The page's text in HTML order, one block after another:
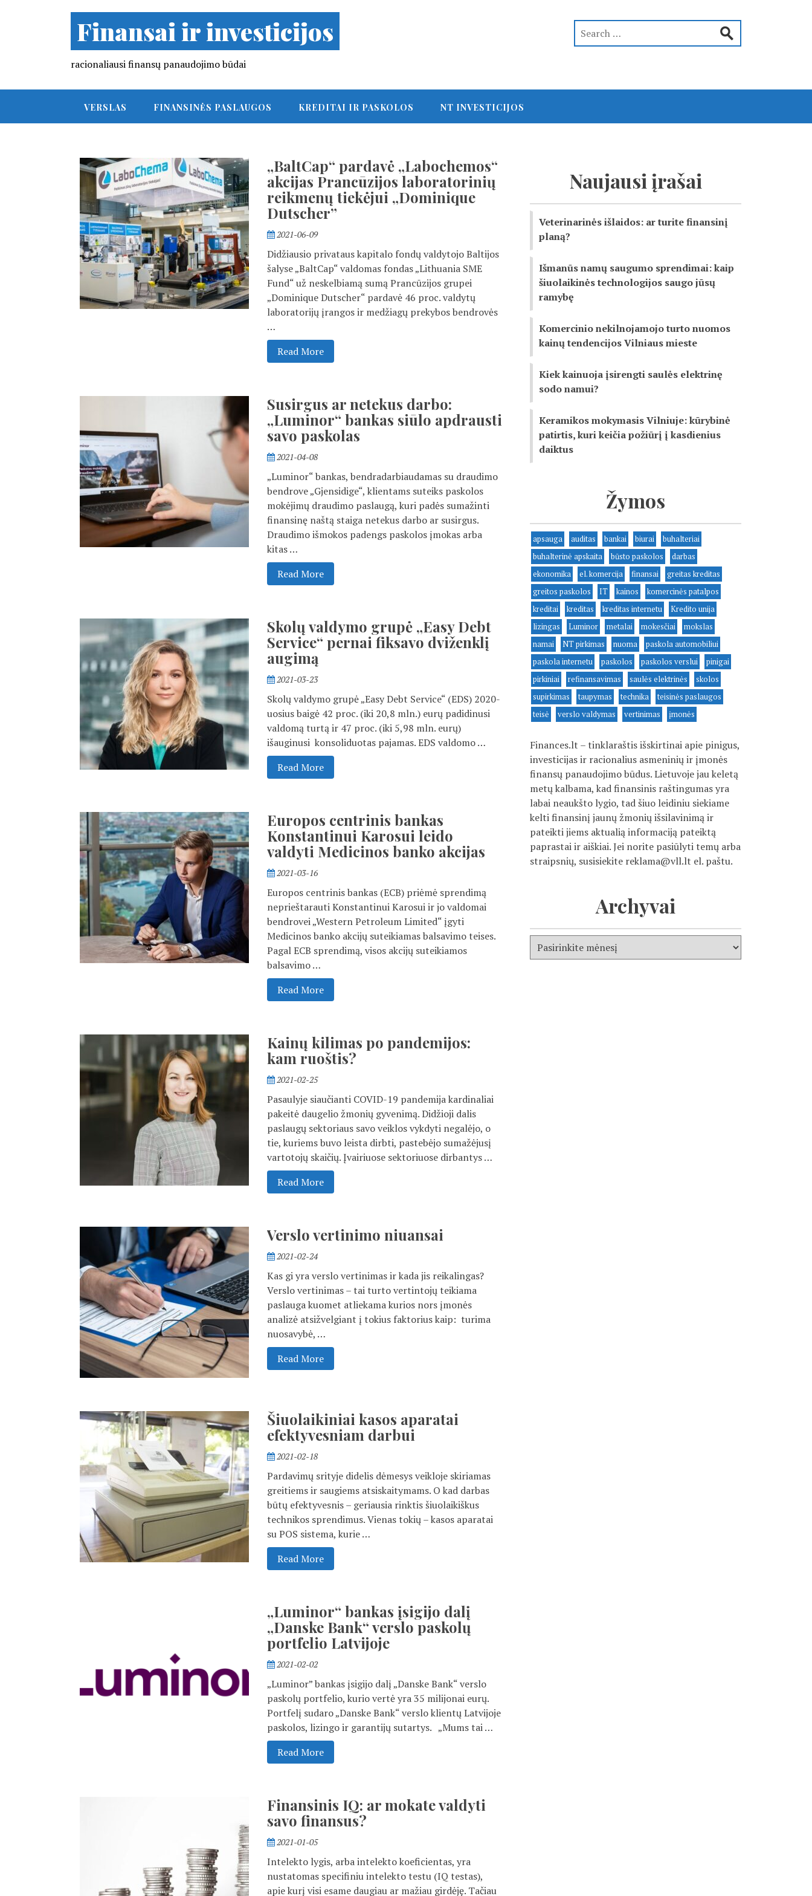
Finansai ir investicijos
racionaliausi finansų panaudojimo būdai
VERSLAS FINANSINĖS PASLAUGOS KREDITAI IR PASKOLOS NT INVESTICIJOS
„BaltCap“ pardavė „Labochemos“
akcijas Prancūzijos laboratorinių
reikmenų tiekėjui „Dominique
Dutscher”
2021-06-09
Didžiausio privataus kapitalo fondų valdytojo Baltijos
šalyse „BaltCap“ valdomas fondas „Lithuania SME
Fund“ už neskelbiamą sumą Prancūzijos grupei
„Dominique Dutscher“ pardavė 46 proc. valdytų
laboratorijų įrangos ir medžiagų prekybos bendrovės
…
Read More
Susirgus ar netekus darbo:
„Luminor“ bankas siūlo apdrausti
savo paskolas
2021-04-08
„Luminor“ bankas, bendradarbiaudamas su draudimo
bendrove „Gjensidige“, klientams suteiks paskolos
mokėjimų draudimo paslaugą, kuri padės sumažinti
finansinę naštą staiga netekus darbo ar susirgus.
Draudimo išmokos padengs paskolos įmokas arba
kitas …
Read More
Skolų valdymo grupė „Easy Debt
Service“ pernai fiksavo dviženklį
augimą
2021-03-23
Skolų valdymo grupė „Easy Debt Service“ (EDS) 2020-
uosius baigė 42 proc. (iki 20,8 mln.) eurų padidinusi
valdomą turtą ir 47 proc. (iki 5,98 mln. eurų)
išauginusi konsoliduotas pajamas. EDS valdomo …
Read More
Europos centrinis bankas
Konstantinui Karosui leido
valdyti Medicinos banko akcijas
2021-03-16
Europos centrinis bankas (ECB) priėmė sprendimą
neprieštarauti Konstantinui Karosui ir jo valdomai
bendrovei „Western Petroleum Limited“ įgyti
Medicinos banko akcijų suteikiamas balsavimo teises.
Pagal ECB sprendimą, visos akcijų suteikiamos
balsavimo …
Read More
Kainų kilimas po pandemijos:
kam ruoštis?
2021-02-25
Pasaulyje siaučianti COVID-19 pandemija kardinaliai
pakeitė daugelio žmonių gyvenimą. Didžioji dalis
paslaugų sektoriaus savo veiklos vykdyti negalėjo, o
tie, kuriems buvo leista dirbti, pastebėjo sumažėjusį
vartotojų skaičių. Įvairiuose sektoriuose dirbantys …
Read More
Verslo vertinimo niuansai
2021-02-24
Kas gi yra verslo vertinimas ir kada jis reikalingas?
Verslo vertinimas – tai turto vertintojų teikiama
paslauga kuomet atliekama kurios nors įmonės
analizė atsižvelgiant į tokius faktorius kaip: turima
nuosavybė, …
Read More
Šiuolaikiniai kasos aparatai
efektyvesniam darbui
2021-02-18
Pardavimų srityje didelis dėmesys veikloje skiriamas
greitiems ir saugiems atsiskaitymams. O kad darbas
būtų efektyvesnis – geriausia rinktis šiuolaikiškus
technikos sprendimus. Vienas tokių – kasos aparatai
su POS sistema, kurie …
Read More
„Luminor“ bankas įsigijo dalį
„Danske Bank“ verslo paskolų
portfelio Latvijoje
2021-02-02
„Luminor” bankas įsigijo dalį „Danske Bank“ verslo
paskolų portfelio, kurio vertė yra 35 milijonai eurų.
Portfelį sudaro „Danske Bank“ verslo klientų Latvijoje
paskolos, lizingo ir garantijų sutartys. „Mums tai …
Read More
Finansinis IQ: ar mokate valdyti
savo finansus?
2021-01-05
Intelekto lygis, arba intelekto koeficientas, yra
nustatomas specifiniu intelekto testu (IQ testas),
apie kurį visi esame daugiau ar mažiau girdėję. Tačiau
Naujausi įrašai
Veterinarinės išlaidos: ar turite finansinį
planą?
Išmanūs namų saugumo sprendimai: kaip
šiuolaikinės technologijos saugo jūsų
ramybę
Komercinio nekilnojamojo turto nuomos
kainų tendencijos Vilniaus mieste
Kiek kainuoja įsirengti saulės elektrinę
sodo namui?
Keramikos mokymasis Vilniuje: kūrybinė
patirtis, kuri keičia požiūrį į kasdienius
daiktus
Žymos
apsauga auditas bankai biurai
buhalteriai
buhalterinė apskaita
būsto paskolos
darbas
ekonomika
el. komercija finansai
greitas kreditas
greitos paskolos
IT kainos
komercinės patalpos
kreditai
kreditas kreditas internetu
Kredito unija
lizingas
Luminor metalai mokesčiai
mokslas
namai
NT pirkimas nuoma
paskola automobiliui
paskola internetu
paskolos paskolos verslui
pinigai
pirkiniai
refinansavimas saulės elektrinės
skolos
supirkimas
taupymas technika
teisinės paslaugos
teisė
verslo valdymas vertinimas įmonės
Finances.lt – tinklaraštis išskirtinai apie pinigus,
investicijas ir racionalius asmeninių ir įmonės
finansų panaudojimo būdus. Lietuvoje jau keletą
metų kalbama, kad finansinis raštingumas yra
labai neaukšto lygio, tad šiuo leidiniu siekiame
kelti finansinį jaunų žmonių išsilavinimą ir
pateikti jiems aktualią informaciją pateiktą
paprastai ir aiškiai. Jei norite pasiūlyti temų arba
straipsnių, susisiekite reklama@vll.lt el. paštu.
Archyvai